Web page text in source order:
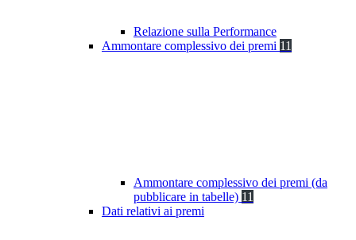
Relazione sulla Performance
Ammontare complessivo dei premi 11
Ammontare complessivo dei premi (da
pubblicare in tabelle) 11
Dati relativi ai premi